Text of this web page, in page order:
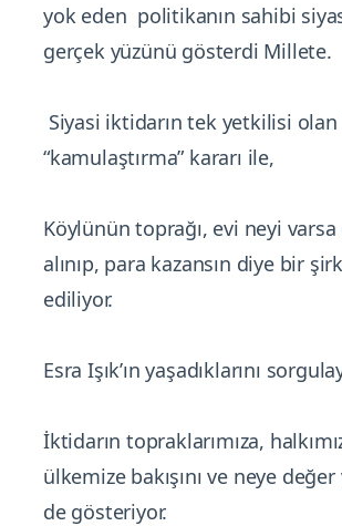
yok eden politikanın sahibi
gerçek yüzünü gösterdi Millete.
Siyasi iktidarın tek yetkilisi
“kamulaştırma” kararı ile,
Köylünün toprağı, evi neyi
alınıp, para kazansın diye bir
ediliyor.
Esra Işık’ın yaşadıklarını
İktidarın topraklarımıza,
ülkemize bakışını ve neye
de gösteriyor.